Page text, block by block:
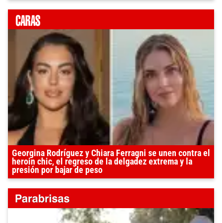
Georgina Rodríguez y Chiara Ferragni se unen contra el
heroin chic, el regreso de la delgadez extrema y la
presión por bajar de peso